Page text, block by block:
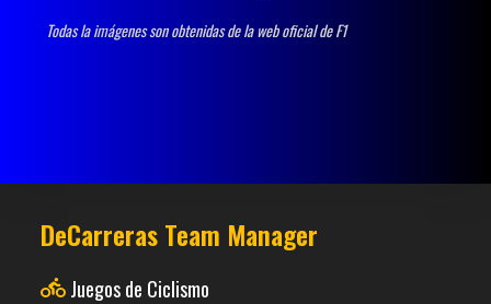
Todas la imágenes son obtenidas de la web oficial de F1
DeCarreras Team Manager
Juegos de Ciclismo